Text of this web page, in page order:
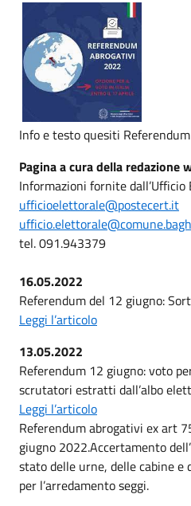
Info e testo quesiti Referendum
Pagina a cura della redazione
Informazioni fornite
ufficioelettorale@postecert.it
tel. 091.943379
16.05.2022
Referendum del 12 giugno:
Leggi l’articolo
13.05.2022
Referendum 12 giugno: voto
scrutatori estratti dall’albo
Leggi l’articolo
Referendum abrogativi ex art
giugno 2022.Accertamento
stato delle urne, delle cabine
per l’arredamento seggi.